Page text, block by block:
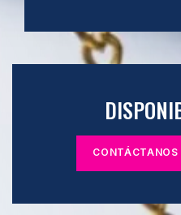
CONTÁCTANOS